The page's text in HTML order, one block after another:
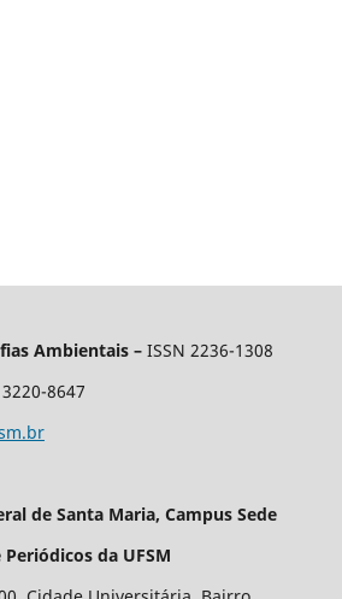
Ambientais – ISSN 2236-1308
8647
de Santa Maria, Campus Sede
da UFSM